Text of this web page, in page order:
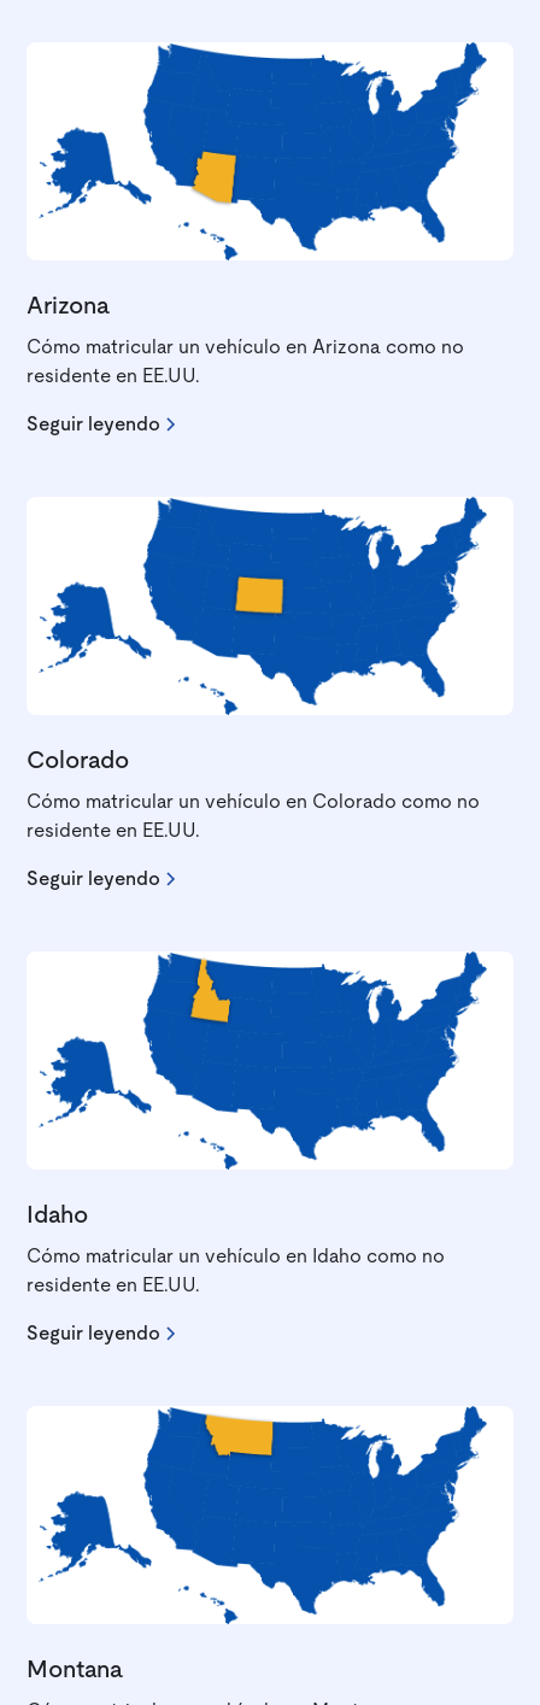
Arizona
Cómo matricular un vehículo en Arizona como no
residente en EE.UU.
Seguir leyendo
Colorado
Cómo matricular un vehículo en Colorado como no
residente en EE.UU.
Seguir leyendo
Idaho
Cómo matricular un vehículo en Idaho como no
residente en EE.UU.
Seguir leyendo
Montana